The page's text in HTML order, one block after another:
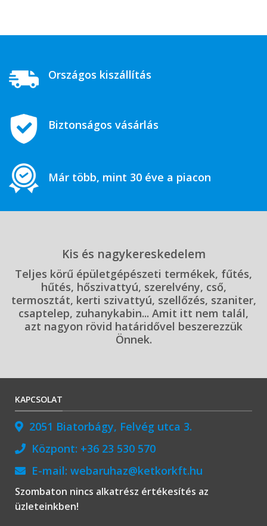
Országos kiszállítás
Biztonságos vásárlás
Már több, mint 30 éve a piacon
Kis és nagykereskedelem
Teljes körű épületgépészeti termékek, fűtés,
hűtés, hőszivattyú, szerelvény, cső,
termosztát, kerti szivattyú, szellőzés, szaniter,
csaptelep, zuhanykabin... Amit itt nem talál,
azt nagyon rövid határidővel beszerezzük
Önnek.
KAPCSOLAT
2051 Biatorbágy, Felvég utca 3.
Központ: +36 23 530 570
E-mail: webaruhaz@ketkorkft.hu
Szombaton nincs alkatrész értékesítés az
üzleteinkben!